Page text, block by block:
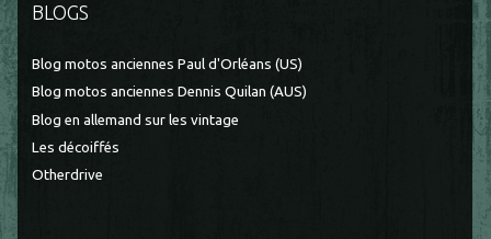
BLOGS
Blog motos anciennes Paul d'Orléans (US)
Blog motos anciennes Dennis Quilan (AUS)
Blog en allemand sur les vintage
Les décoiffés
Otherdrive